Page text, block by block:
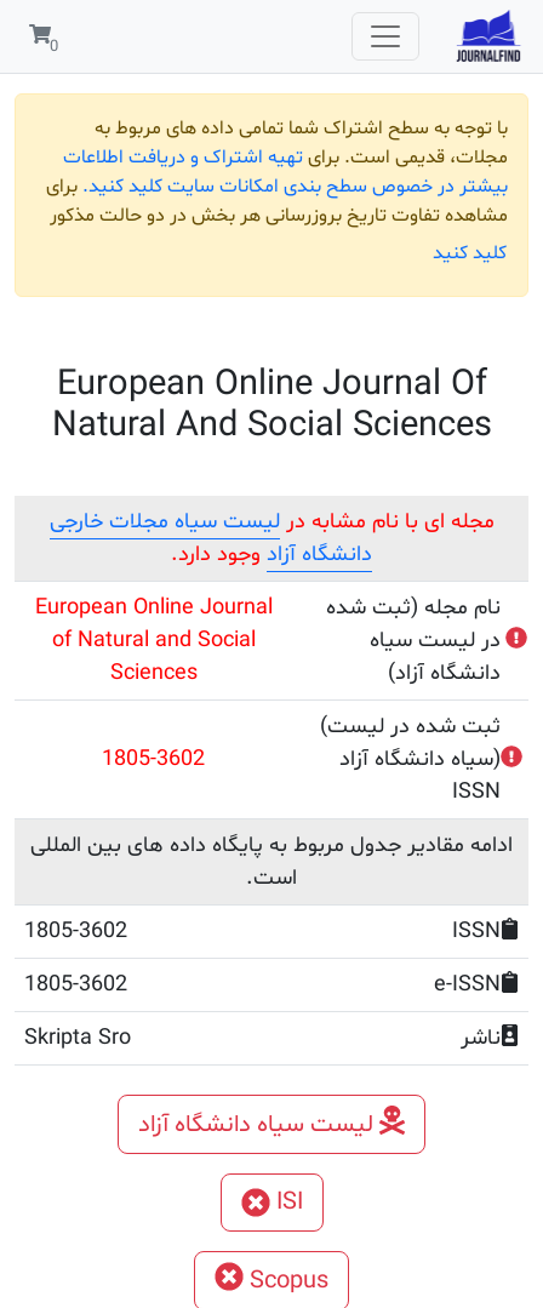
به سطح اشتراک شما تمامی داده های مربوط به
قدیمی است. برای تهیه اشتراک و دریافت اطلاعات
خصوص سطح بندی امکانات سایت کلید کنید.برای
تاریخ بروزرسانی هر بخش در دو حالت مذکور
European Online Journal
Natural And Social
با نام مشابه در لیست سیاه مجلات خارجی
دانشگاه آزادوجود دارد.
European Online Journal
of Natural and Social
(ثبت شده
سیاه
آزاد)
1805-3602
(ثبت شده در لیست
آزاد)
جدول مربوط به پایگاه داده های بین المللی
1805-3602
1805-3602
Skripta Sro
لیست سیاه دانشگاه آزاد